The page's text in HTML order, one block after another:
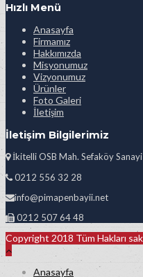
Hızlı Menü
Anasayfa
Firmamız
Hakkımızda
Misyonumuz
Vizyonumuz
Ürünler
Foto Galeri
İletişim
İletişim Bilgilerimiz
İkitelli OSB Mah. Sefaköy
0212 556 32 28
info@pimapenbayii.net
0212 507 64 48
Copyright 2018 Tüm Hakları
Anasayfa